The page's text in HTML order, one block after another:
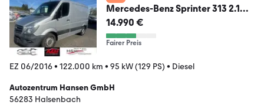
Mercedes-Benz Sprinter 313 2.1
CDI, Euro 5, Klima, Sortimo
14.990 €
Fairer Preis
EZ 06/2016• 122.000 km • 95 kW (129 PS) • Diesel
Autozentrum Hansen GmbH
56283 Halsenbach